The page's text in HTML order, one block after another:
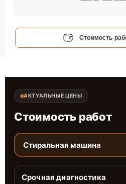
Стоимость
АКТУАЛЬНЫЕ ЦЕНЫ
Стоимость работ
Стиральная машина
Срочная диагностика